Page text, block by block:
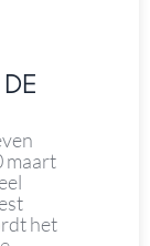
maart
het